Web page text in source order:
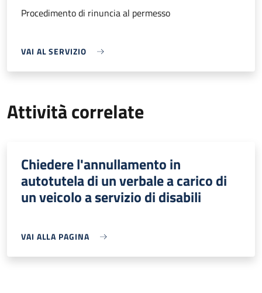
Procedimento di rinuncia al permesso
VAI AL SERVIZIO
Attività correlate
Chiedere l'annullamento in
autotutela di un verbale a carico di
un veicolo a servizio di disabili
VAI ALLA PAGINA